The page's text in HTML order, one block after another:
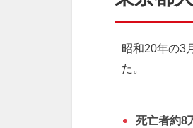
昭和20年の3
た。
死亡者約8